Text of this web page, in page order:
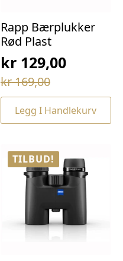
Rapp Bærplukker
Rød Plast
kr169,00
Opprinnelig
pris
var:
kr129,00
Nåværende
pris
er:Legg I Handlekurv
TILBUD!